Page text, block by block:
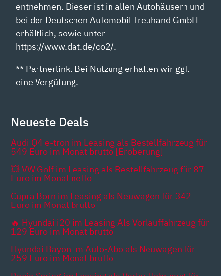
entnehmen. Dieser ist in allen Autohäusern und
bei der Deutschen Automobil Treuhand GmbH
erhältlich, sowie unter
https://www.dat.de/co2/.
** Partnerlink. Bei Nutzung erhalten wir ggf.
eine Vergütung.
Neueste Deals
Audi Q4 e-tron im Leasing als Bestellfahrzeug für
549 Euro im Monat brutto [Eroberung]
💥 VW Golf im Leasing als Bestellfahrzeug für 87
Euro im Monat netto
Cupra Born im Leasing als Neuwagen für 342
Euro im Monat brutto
🔥 Hyundai i20 im Leasing Als Vorlauffahrzeug für
129 Euro im Monat brutto
Hyundai Bayon im Auto-Abo als Neuwagen für
259 Euro im Monat brutto